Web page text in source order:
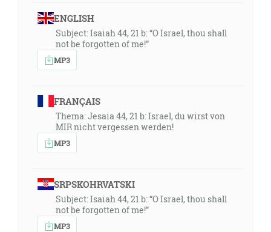
ENGLISH
Subject: Isaiah 44, 21 b: “O Israel, thou shall
not be forgotten of me!”
MP3
FRANÇAIS
Thema: Jesaia 44, 21 b: Israel, du wirst von
MIR nicht vergessen werden!
MP3
SRPSKOHRVATSKI
Subject: Isaiah 44, 21 b: “O Israel, thou shall
not be forgotten of me!”
MP3